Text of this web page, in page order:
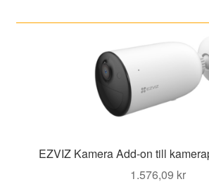
EZVIZ Kamera Add-on till
1.576,09 kr